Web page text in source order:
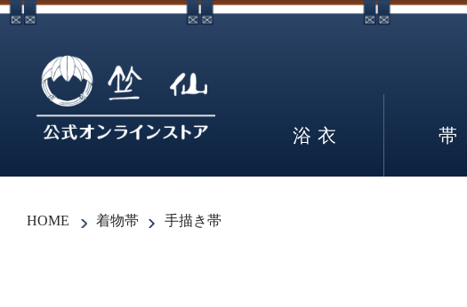
浴衣 帯
HOME 着物帯 手描き帯